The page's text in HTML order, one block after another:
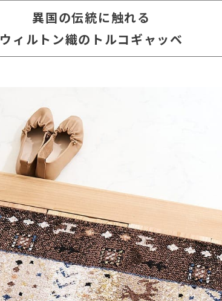
異国の伝統に触れる
ウィルトン織のトルコギャッベ